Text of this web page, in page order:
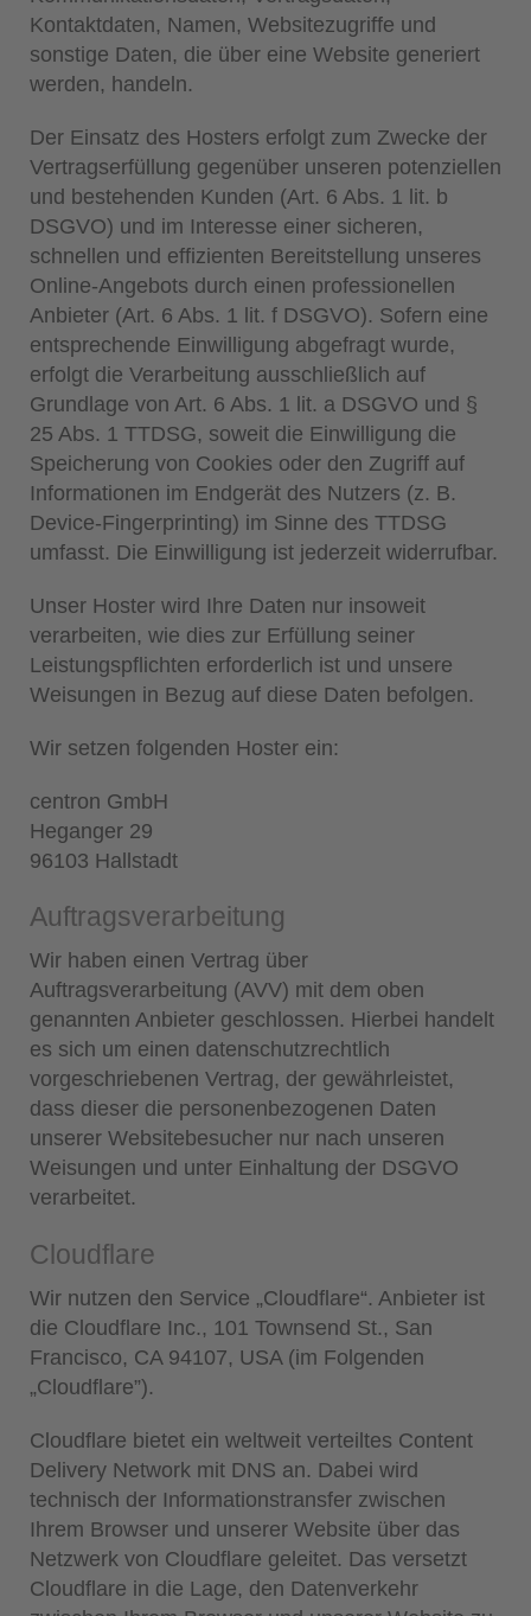
Kontaktdaten, Namen, Websitezugriffe und
sonstige Daten, die über eine Website generiert
werden, handeln.
Der Einsatz des Hosters erfolgt zum Zwecke der
Vertragserfüllung gegenüber unseren potenziellen
und bestehenden Kunden (Art. 6 Abs. 1 lit. b
DSGVO) und im Interesse einer sicheren,
schnellen und effizienten Bereitstellung unseres
Online-Angebots durch einen professionellen
Anbieter (Art. 6 Abs. 1 lit. f DSGVO). Sofern eine
entsprechende Einwilligung abgefragt wurde,
erfolgt die Verarbeitung ausschließlich auf
Grundlage von Art. 6 Abs. 1 lit. a DSGVO und §
25 Abs. 1 TTDSG, soweit die Einwilligung die
Speicherung von Cookies oder den Zugriff auf
Informationen im Endgerät des Nutzers (z. B.
Device-Fingerprinting) im Sinne des TTDSG
umfasst. Die Einwilligung ist jederzeit widerrufbar.
Unser Hoster wird Ihre Daten nur insoweit
verarbeiten, wie dies zur Erfüllung seiner
Leistungspflichten erforderlich ist und unsere
Weisungen in Bezug auf diese Daten befolgen.
Wir setzen folgenden Hoster ein:
centron GmbH
Heganger 29
96103 Hallstadt
Auftragsverarbeitung
Wir haben einen Vertrag über
Auftragsverarbeitung (AVV) mit dem oben
genannten Anbieter geschlossen. Hierbei handelt
es sich um einen datenschutzrechtlich
vorgeschriebenen Vertrag, der gewährleistet,
dass dieser die personenbezogenen Daten
unserer Websitebesucher nur nach unseren
Weisungen und unter Einhaltung der DSGVO
verarbeitet.
Cloudflare
Wir nutzen den Service „Cloudflare“. Anbieter ist
die Cloudflare Inc., 101 Townsend St., San
Francisco, CA 94107, USA (im Folgenden
„Cloudflare”).
Cloudflare bietet ein weltweit verteiltes Content
Delivery Network mit DNS an. Dabei wird
technisch der Informationstransfer zwischen
Ihrem Browser und unserer Website über das
Netzwerk von Cloudflare geleitet. Das versetzt
Cloudflare in die Lage, den Datenverkehr